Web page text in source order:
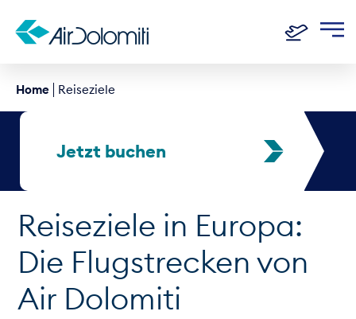
Home Reiseziele
Jetzt buchen
Reiseziele in Europa:
Die Flugstrecken von
Air Dolomiti